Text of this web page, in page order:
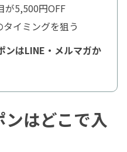
が5,500円OFF
イミングを狙う
ンはLINE・メルマガか
はどこで入